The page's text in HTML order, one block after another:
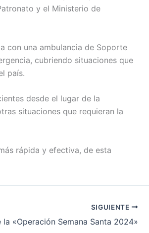
y el Ministerio de
con una ambulancia de Soporte
cubriendo situaciones que
país.
desde el lugar de la
situaciones que requieran la
rápida y efectiva, de esta
SIGUIENTE
«Operación Semana Santa 2024»